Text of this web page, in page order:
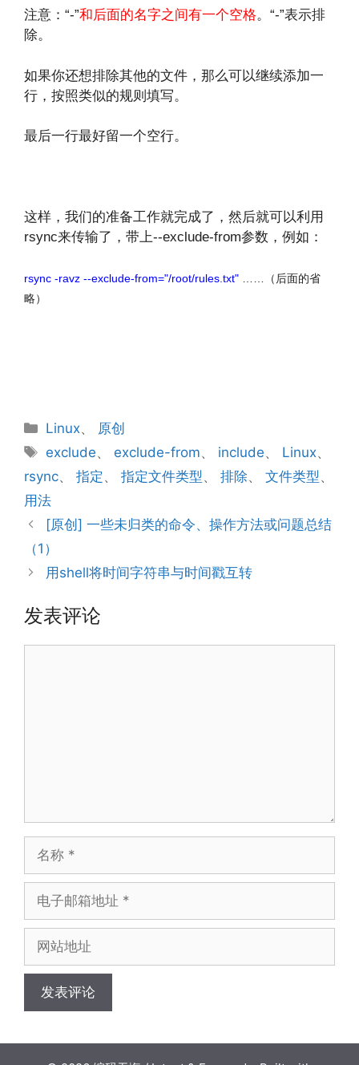
注意：“-”和后面的名字之间有一个空格。“-”表示排
除。
如果你还想排除其他的文件，那么可以继续添加一
行，按照类似的规则填写。
最后一行最好留一个空行。
这样，我们的准备工作就完成了，然后就可以利用
rsync来传输了，带上--exclude-from参数，例如：
rsync -ravz --exclude-from="/root/rules.txt" ……（后面的省
略）
分
Linux、 原创
标
exclude、 exclude-from、 include、 Linux、
rsync、 指定 、 指定文件类型、 排除、 文件类型、
用法
[原创] 一些未归类的命令、操作方法或问题总结
（1）
用shell将时间字符串与时间戳互转
发表评论
邮
地
地